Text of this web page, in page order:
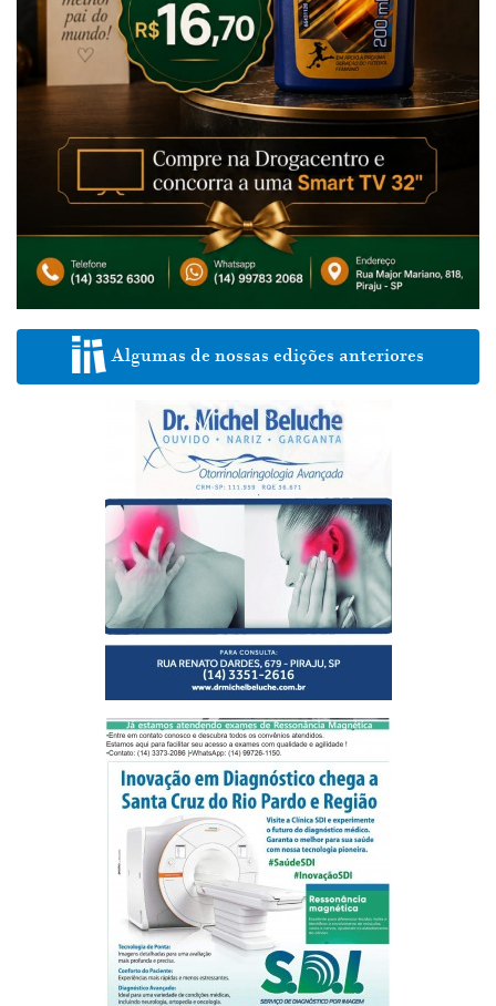
Algumas de nossas edições anteriores